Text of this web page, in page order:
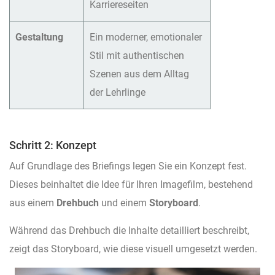
Karriereseiten
Gestaltung
Ein moderner, emotionaler
Stil mit authentischen
Szenen aus dem Alltag
der Lehrlinge
Schritt 2: Konzept
Auf Grundlage des Briefings legen Sie ein Konzept fest.
Dieses beinhaltet die Idee für Ihren Imagefilm, bestehend
aus einem Drehbuch und einem Storyboard.
Während das Drehbuch die Inhalte detailliert beschreibt,
zeigt das Storyboard, wie diese visuell umgesetzt werden.